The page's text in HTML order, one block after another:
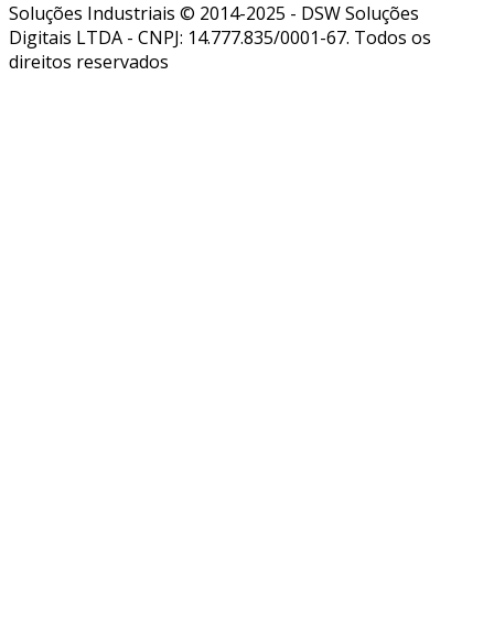
Soluções Industriais © 2014-2025 - DSW Soluções
Digitais LTDA - CNPJ: 14.777.835/0001-67. Todos os
direitos reservados